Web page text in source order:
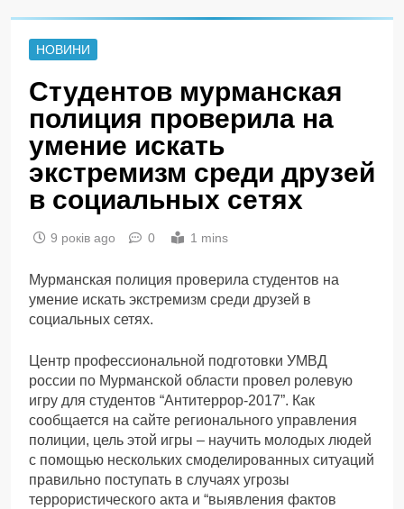
НОВИНИ
Студентов мурманская
полиция проверила на
умение искать
экстремизм среди друзей
в социальных сетях
9 років ago 0 1 mins
Мурманская полиция проверила студентов на
умение искать экстремизм среди друзей в
социальных сетях.
Центр профессиональной подготовки УМВД
россии по Мурманской области провел ролевую
игру для студентов “Антитеррор-2017”. Как
сообщается на сайте регионального управления
полиции, цель этой игры – научить молодых людей
с помощью нескольких смоделированных ситуаций
правильно поступать в случаях угрозы
террористического акта и “выявления фактов